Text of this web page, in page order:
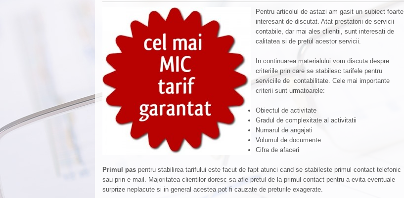
Pentru articolul de astazi am gasit un subiect foarte
interesant de discutat. Atat prestatorii de servicii
contabile, dar mai ales clientii, sunt interesati de
calitatea si de pretul acestor servicii.
In continuarea materialului vom discuta despre
criteriile prin care se stabilesc tarifele pentru
serviciile de contabilitate. Cele mai importante
criterii sunt urmatoarele:
Obiectul de activitate
Gradul de complexitate al activitatii
Numarul de angajati
Volumul de documente
Cifra de afaceri
Primul pas pentru stabilirea tarifului este facut de fapt atunci cand se stabileste primul contact telefonic
sau prin e-mail. Majoritatea clientilor doresc sa afle pretul de la primul contact pentru a evita eventuale
surprize neplacute si in general acestea pot fi cauzate de preturile exagerate.